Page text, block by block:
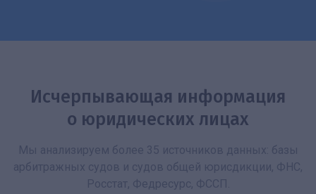
Исчерпывающая информация
о юридических лицах
Мы анализируем более 35 источников данных: базы
арбитражных судов и судов общей юрисдикции, ФНС,
Росстат, Федресурс, ФССП.